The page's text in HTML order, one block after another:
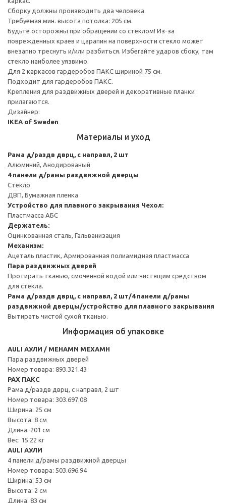
Сборку должны производить два человека.
Требуемая мин. высота потолка: 205 см.
Будьте осторожны при обращении со стеклом! Из-за
поврежденных краев и царапин на поверхности стекло может
внезапно треснуть и/или разбиться. Избегайте ударов сбоку, там
стекло наиболее уязвимо.
Для 2 каркасов гардеробов ПАКС шириной 75 см.
Подходит для гардеробов ПАКС.
Крепления для раздвижных дверей и декоративные планки
прилагаются.
Дизайнер:
IKEA of Sweden
Материалы и уход
Рама д/раздв дврц, с направл, 2 шт
Алюминий, Анодированый
4 панели д/рамы раздвижной дверцы
Стекло
ДВП, Бумажная пленка
Устройство для плавного закрывания Чехол:
Пластмасса АБС
Держатель:
Оцинкованная сталь, Гальванизация
Механизм:
Ацеталь пластик, Армированная полиамидная пластмасса
Пара раздвижных дверей
Протирать тканью, смоченной водой или чистящим средством
для стекла.
Рама д/раздв дврц, с направл, 2 шт/4 панели д/рамы
раздвижной дверцы/устройство для плавного закрывания
Вытирать чистой сухой тканью.
Информация об упаковке
AULI АУЛИ / MEHAMN МЕХАМН
Пара раздвижных дверей
Номер товара: 893.321.43
PAX ПАКС
Рама д/раздв дврц, с направл, 2 шт
Номер товара: 303.697.08
Ширина: 25 см
Высота: 8 см
Длина: 201 см
Вес: 15.22 кг
AULI АУЛИ
4 панели д/рамы раздвижной дверцы
Номер товара: 503.696.94
Ширина: 53 см
Высота: 2 см
Длина: 83 см